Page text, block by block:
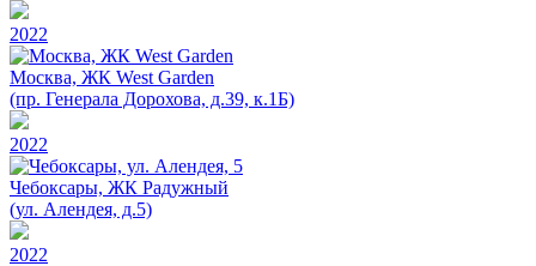
2022
Москва, ЖК West Garden
(пр. Генерала Дорохова, д.39, к.1Б)
2022
Чебоксары, ЖК Радужный
(ул. Алендея, д.5)
2022